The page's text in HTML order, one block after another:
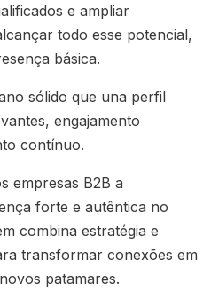
e ampliar
todo esse potencial,
básica.
sólido que una perfil
engajamento
contínuo.
empresas B2B a
forte e autêntica no
combina estratégia e
transformar conexões em
patamares.